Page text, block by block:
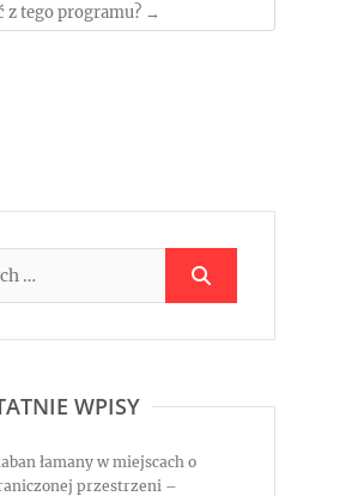
z tego programu? →
WPISY
łamany w miejscach o
przestrzeni –